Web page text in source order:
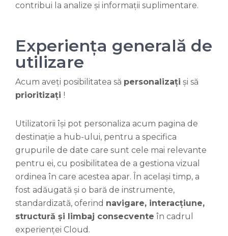
contribui la analize și informații suplimentare.
Experiența generală de
utilizare
Acum aveți posibilitatea să personalizați și să
prioritizați !
Utilizatorii își pot personaliza acum pagina de
destinație a hub-ului, pentru a specifica
grupurile de date care sunt cele mai relevante
pentru ei, cu posibilitatea de a gestiona vizual
ordinea în care acestea apar. În același timp, a
fost adăugată și o bară de instrumente,
standardizată, oferind navigare, interacțiune,
structură și limbaj consecvente în cadrul
experienței Cloud.